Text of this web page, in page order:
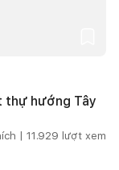
hướng Tây
| 11.929 lượt xem